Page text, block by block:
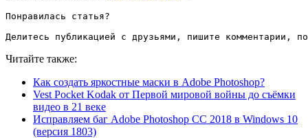
Понравилась статья?
Делитесь публикацией с друзьями, пишите комментарии,
Читайте также:
Как создать яркостные маски в Adobe Photoshop?
Vest Pocket Kodak от Первой мировой войны до съёмки
видео в 21 веке
Исправляем баг Adobe Photoshop CС 2018 в Windows 10
(версия 1803)